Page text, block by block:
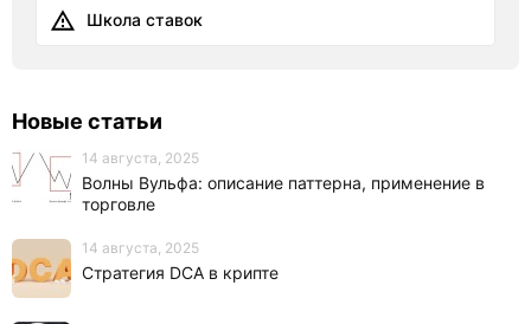
Школа ставок
Новые статьи
14 августа, 2025
Волны Вульфа: описание паттерна, применение в
торговле
14 августа, 2025
Стратегия DCA в крипте